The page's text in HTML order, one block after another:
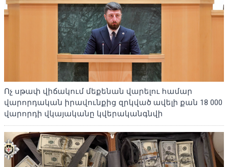
Ոչ սթափ վիճակում մեքենան վարելու համար
վարորդական իրավունքից զրկված ավելի քան 18 000
վարորդի վկայականը կվերականգնվի